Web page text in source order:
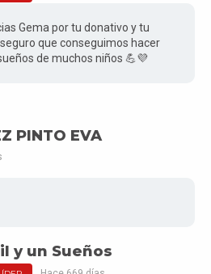
Gema por tu donativo y tu
que conseguimos hacer
de muchos niños 💪💜
PINTO EVA
y un Sueños